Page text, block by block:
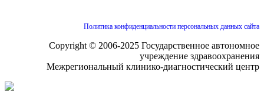
Политика конфиденциальности персональных данных сайта
Copyright © 2006-2025 Государственное автономное
учреждение здравоохранения
Межрегиональный клинико-диагностический центр